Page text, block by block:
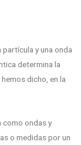
partícula y una onda
determina la
dicho, en la
como ondas y
o medidas por un